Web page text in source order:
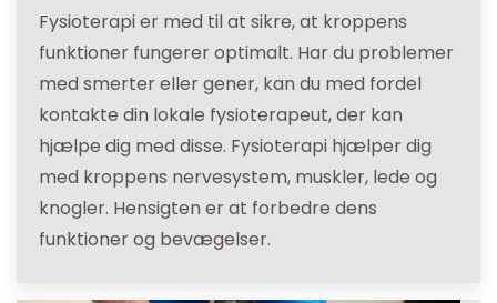
Fysioterapi er med til at sikre, at kroppens
funktioner fungerer optimalt. Har du problemer
med smerter eller gener, kan du med fordel
kontakte din lokale fysioterapeut, der kan
hjælpe dig med disse. Fysioterapi hjælper dig
med kroppens nervesystem, muskler, lede og
knogler. Hensigten er at forbedre dens
funktioner og bevægelser.